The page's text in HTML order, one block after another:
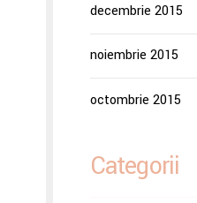
decembrie 2015
noiembrie 2015
octombrie 2015
Categorii